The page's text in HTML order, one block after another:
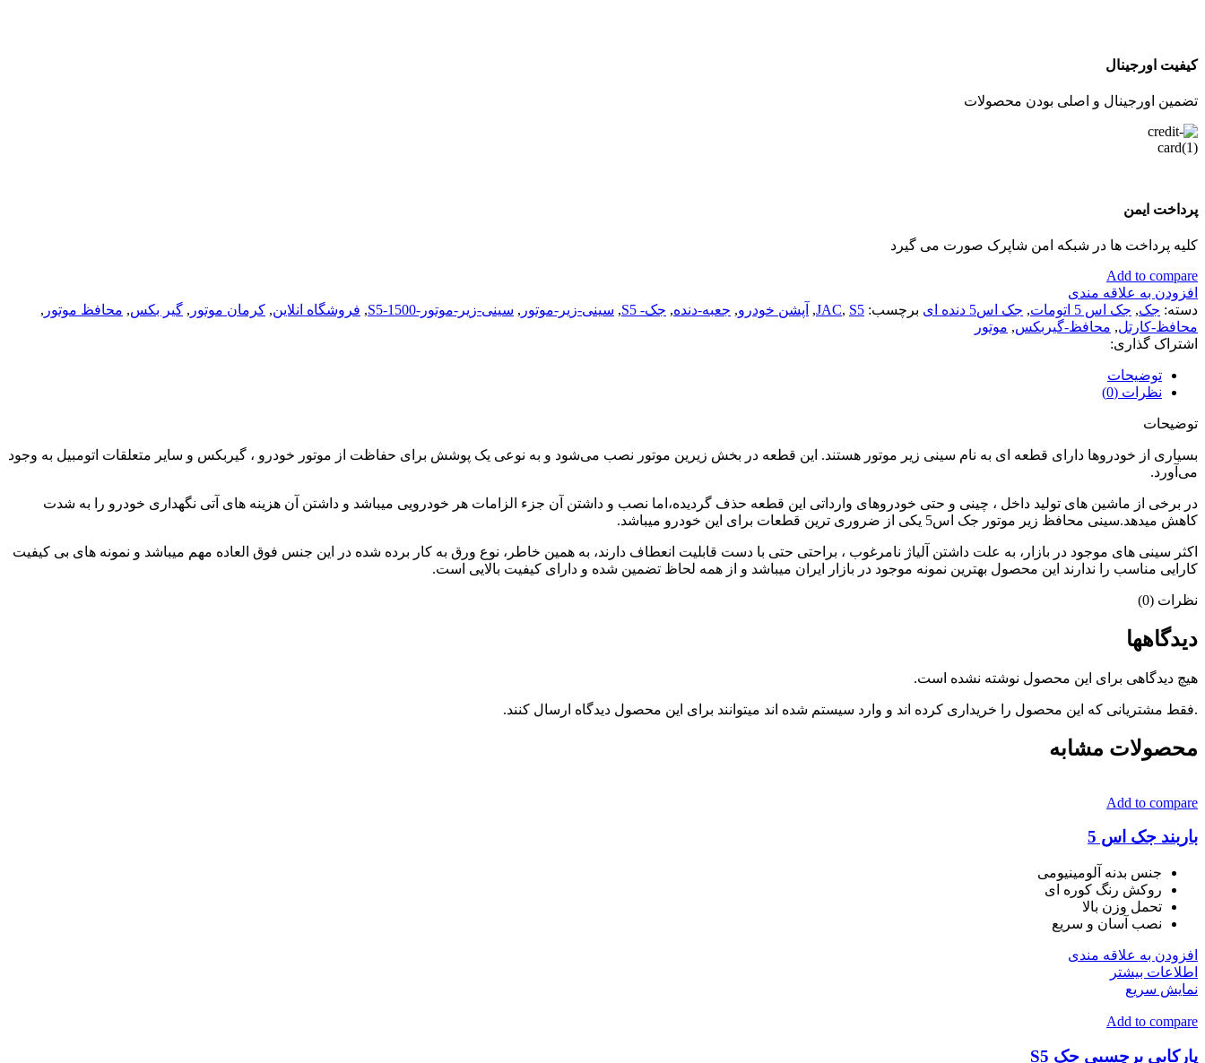
کیفیت اورجینال
تضمین اورجینال و اصلی بودن محصولات
پرداخت ایمن
کلیه پرداخت ها در شبکه امن شاپرک صورت می گیرد
Add to compare
افزودن به علاقه مندی
دسته: جک, جک اس 5 اتومات , جک اس5 دنده ای برچسب: JAC, S5
, آپشن خودرو, جعبه-دنده, جک- S5 , سینی-زیر-موتور , سینی-زیر-موتور-S5-1500 , فروشگاه انلاین, کرمان موتور , گیر بکس, محافظ موتور ,
محافظ-کارتل, محافظ-گیربکس, موتور
اشتراک گذاری:
توضیحات
نظرات (0)
توضیحات
بسیاری از خودروها دارای قطعه ای به نام سینی زیر موتور هستند. این قطعه در بخش زیرین موتور نصب می‌شود و به نوعی یک پوشش برای حفاظت از موتور خودرو ، گیربکس و سایر متعلقات اتومبیل به وجود
می‌آورد.
در برخی از ماشین های تولید داخل ، چینی و حتی خودروهای وارداتی این قطعه حذف گردیده،اما نصب و داشتن آن جزء الزامات هر خودرویی میباشد و داشتن آن هزینه های آتی نگهداری خودرو را به شدت
کاهش میدهد.سینی محافظ زیر موتور جک اس5 یکی از ضروری ترین قطعات برای این خودرو میباشد.
اکثر سینی های موجود در بازار، به علت داشتن آلیاژ نامرغوب ، براحتی حتی با دست قابلیت انعطاف دارند، به همین خاطر، نوع ورق به کار برده شده در این جنس فوق العاده مهم میباشد و نمونه های بی کیفیت
کارایی مناسب را ندارند این محصول بهترین نمونه موجود در بازار ایران میباشد و از همه لحاظ تضمین شده و دارای کیفیت بالایی است.
نظرات (0)
دیدگاهها
هیچ دیدگاهی برای این محصول نوشته نشده است.
.فقط مشتریانی که این محصول را خریداری کرده اند و وارد سیستم شده اند میتوانند برای این محصول دیدگاه ارسال کنند.
محصولات مشابه
Add to compare
باربند جک اس 5
جنس بدنه آلومینیومی
روکش رنگ کوره ای
تحمل وزن بالا
نصب آسان و سریع
افزودن به علاقه مندی
اطلاعات بیشتر
نمایش سریع
Add to compare
پارکابی برچسبی جک S5